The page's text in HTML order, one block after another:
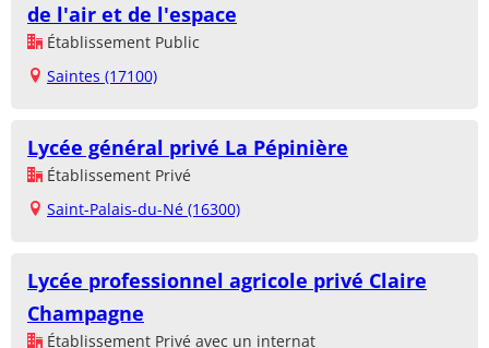
de l'air et de l'espace
Établissement Public
Saintes (17100)
Lycée général privé La Pépinière
Établissement Privé
Saint-Palais-du-Né (16300)
Lycée professionnel agricole privé Claire
Champagne
Établissement Privé avec un internat